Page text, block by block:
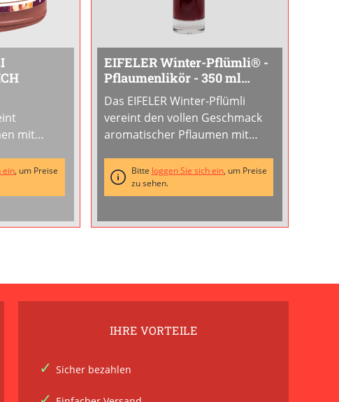
mit
zu
ein, um Preise
EIFELER Winter-Pflümli® -
Pflaumenlikör - 350 ml
Flasche
Das EIFELER Winter-Pflümli
vereint den vollen Geschmack
aromatischer Pflaumen mit
Zimtnote. Dieser fruchtige
Pflaumenlikör ist wie geschaffen
Winterabende und wärmt mit
Bitte loggen Sie sich ein, um Preise
zu sehen.
IHRE VORTEILE
Sicher bezahlen